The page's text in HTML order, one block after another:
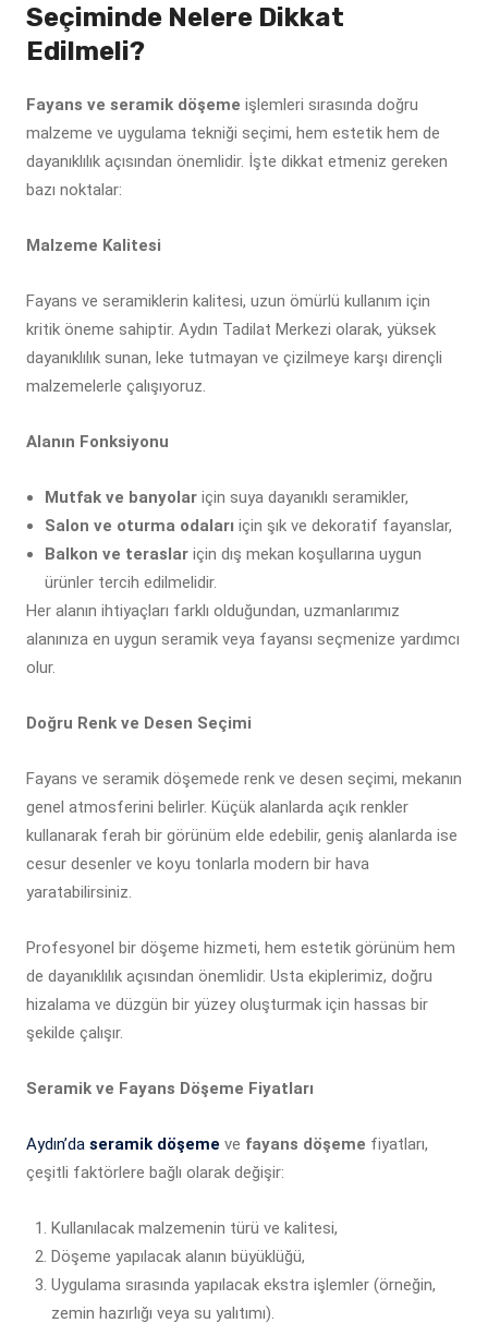
Seçiminde Nelere Dikkat
Edilmeli?
Fayans ve seramik döşeme işlemleri sırasında doğru
malzeme ve uygulama tekniği seçimi, hem estetik hem de
dayanıklılık açısından önemlidir. İşte dikkat etmeniz gereken
bazı noktalar:
Malzeme Kalitesi
Fayans ve seramiklerin kalitesi, uzun ömürlü kullanım için
kritik öneme sahiptir. Aydın Tadilat Merkezi olarak, yüksek
dayanıklılık sunan, leke tutmayan ve çizilmeye karşı dirençli
malzemelerle çalışıyoruz.
Alanın Fonksiyonu
Mutfak ve banyolar için suya dayanıklı seramikler,
Salon ve oturma odaları için şık ve dekoratif fayanslar,
Balkon ve teraslar için dış mekan koşullarına uygun
ürünler tercih edilmelidir.
Her alanın ihtiyaçları farklı olduğundan, uzmanlarımız
alanınıza en uygun seramik veya fayansı seçmenize yardımcı
olur.
Doğru Renk ve Desen Seçimi
Fayans ve seramik döşemede renk ve desen seçimi, mekanın
genel atmosferini belirler. Küçük alanlarda açık renkler
kullanarak ferah bir görünüm elde edebilir, geniş alanlarda ise
cesur desenler ve koyu tonlarla modern bir hava
yaratabilirsiniz.
Profesyonel bir döşeme hizmeti, hem estetik görünüm hem
de dayanıklılık açısından önemlidir. Usta ekiplerimiz, doğru
hizalama ve düzgün bir yüzey oluşturmak için hassas bir
şekilde çalışır.
Seramik ve Fayans Döşeme Fiyatları
Aydın’da seramik döşeme ve fayans döşeme fiyatları,
çeşitli faktörlere bağlı olarak değişir:
Kullanılacak malzemenin türü ve kalitesi,
Döşeme yapılacak alanın büyüklüğü,
Uygulama sırasında yapılacak ekstra işlemler (örneğin,
zemin hazırlığı veya su yalıtımı).